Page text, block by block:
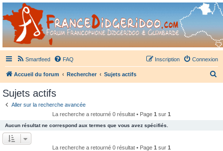
France Didgeridoo
Didgeridoo et Guimbarde sur France Didgeridoo - retrouvez la communauté.
Smartfeed FAQ Connexion
Inscription
Accueil du forum Rechercher Sujets actifs
Sujets actifs
Aller sur la recherche avancée
La recherche a retourné 0 résultat • Page 1 sur 1
Aucun résultat ne correspond aux termes que vous avez spécifiés.
La recherche a retourné 0 résultat • Page 1 sur 1